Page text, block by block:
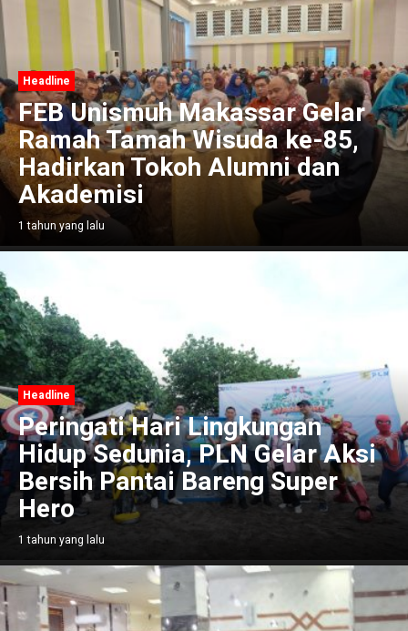
Headline
FEB Unismuh Makassar Gelar
Ramah Tamah Wisuda ke-85,
Hadirkan Tokoh Alumni dan
Akademisi
1 tahun yang lalu
Headline
Peringati Hari Lingkungan
Hidup Sedunia, PLN Gelar Aksi
Bersih Pantai Bareng Super
Hero
1 tahun yang lalu